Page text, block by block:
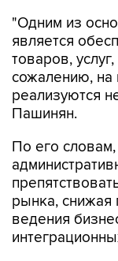
"Одним из
является
товаров,
сожалению, на
реализуются
Пашинян.
По его
рынка, снижая
ведения